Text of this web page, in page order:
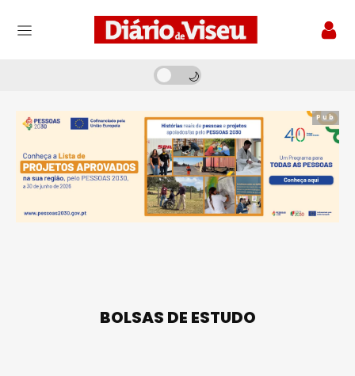
Pub
BOLSAS DE ESTUDO